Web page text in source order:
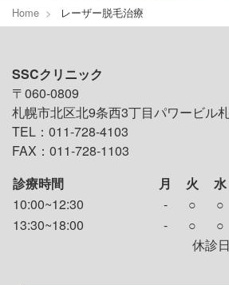
Home レーザー脱毛治療
SSCクリニック
〒060-0809
札幌市北区北9条西3丁目パワービル
TEL：011-728-4103
FAX：011-728-1103
診療時間
月 火 水
10:00~12:30
- ○ ○
13:30~18:00
- ○ ○
休診